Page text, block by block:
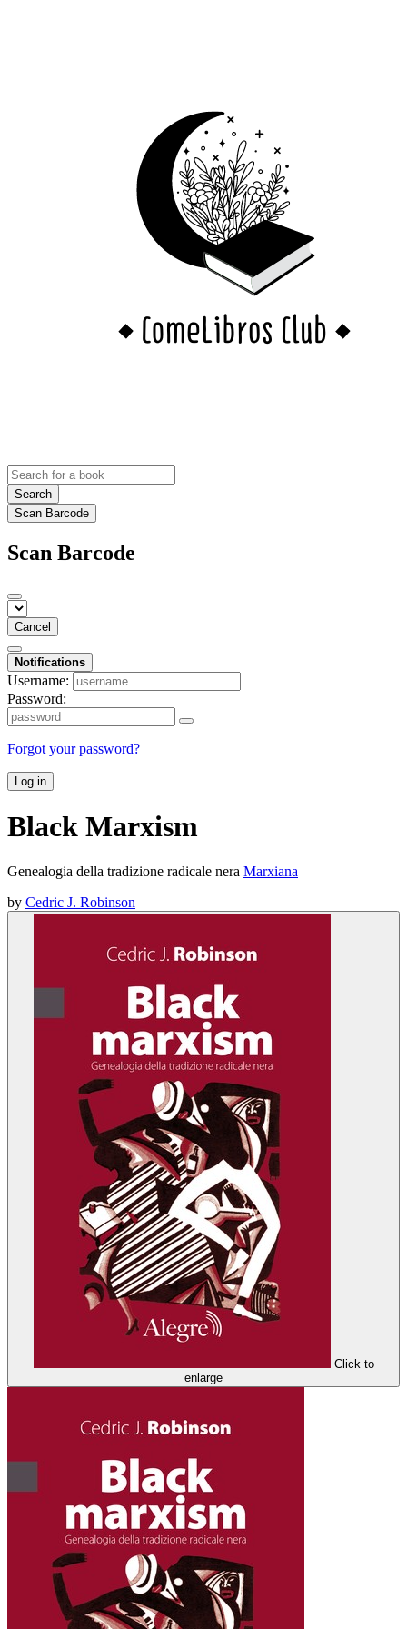
Search
Scan Barcode
Scan Barcode
Cancel
Notifications
Username:
Password:
Forgot your password?
Log in
Black Marxism
Genealogia della tradizione radicale nera Marxiana
by Cedric J. Robinson
Click to
enlarge